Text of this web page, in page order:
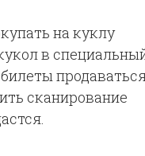
на куклу
в
сканирование